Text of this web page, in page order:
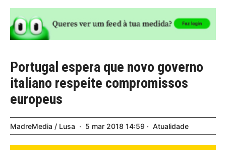
Portugal espera que novo governo
italiano respeite compromissos
europeus
MadreMedia / Lusa 5 mar 2018 14:59 Atualidade